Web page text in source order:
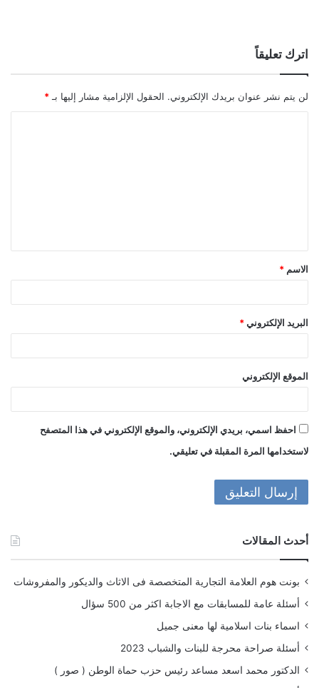
اترك تعليقاً
لن يتم نشر عنوان بريدك الإلكتروني. الحقول الإلزامية مشار إليها بـ *
ق
*
الاسم *
البريد الإلكتروني *
الموقع الإلكتروني
احفظ اسمي، بريدي الإلكتروني، والموقع الإلكتروني في هذا المتصفح
لاستخدامها المرة المقبلة في تعليقي.
أحدث المقالات
بونت هوم العلامة التجارية المتخصصة فى الاثاث والديكور والمفروشات
أسئلة عامة للمسابقات مع الاجابة اكثر من 500 سؤال
اسماء بنات اسلامية لها معنى جميل
أسئلة صراحة محرجة للبنات والشباب 2023
الدكتور محمد اسعد مساعد رئيس حزب حماة الوطن ( صور )